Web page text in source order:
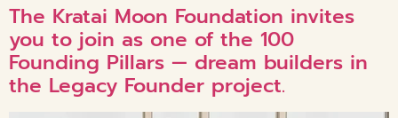
The Kratai Moon Foundation invites
you to join as one of the 100
Founding Pillars — dream builders in
the Legacy Founder project.